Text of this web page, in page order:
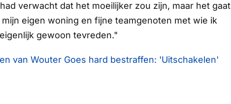
verwacht dat het moeilijker zou zijn, maar het gaat
eigen woning en fijne teamgenoten met wie ik
gewoon tevreden."
van Wouter Goes hard bestraffen: 'Uitschakelen'